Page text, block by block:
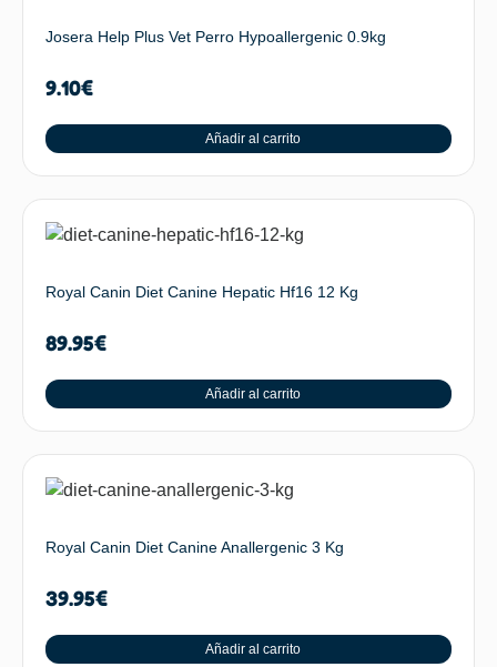
Josera Help Plus Vet Perro Hypoallergenic 0.9kg
9.10€
Añadir al carrito
Royal Canin Diet Canine Hepatic Hf16 12 Kg
89.95€
Añadir al carrito
Royal Canin Diet Canine Anallergenic 3 Kg
39.95€
Añadir al carrito